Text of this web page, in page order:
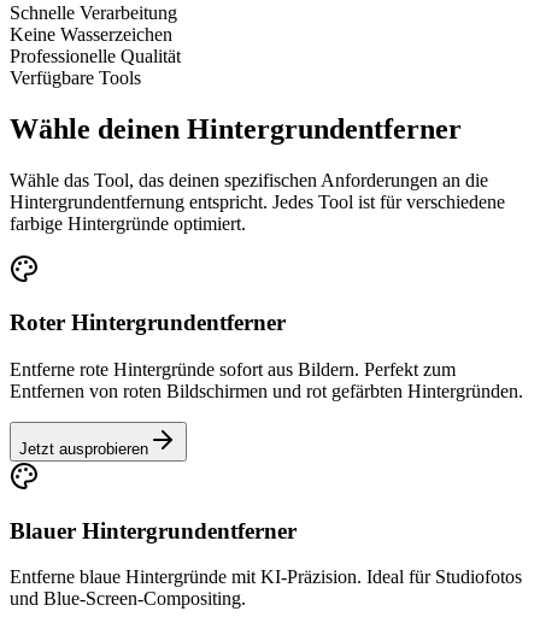
Schnelle Verarbeitung
Keine Wasserzeichen
Professionelle Qualität
Verfügbare Tools
Wähle deinen Hintergrundentferner
Wähle das Tool, das deinen spezifischen Anforderungen an die
Hintergrundentfernung entspricht. Jedes Tool ist für verschiedene
farbige Hintergründe optimiert.
Roter Hintergrundentferner
Entferne rote Hintergründe sofort aus Bildern. Perfekt zum
Entfernen von roten Bildschirmen und rot gefärbten Hintergründen.
Jetzt ausprobieren
Blauer Hintergrundentferner
Entferne blaue Hintergründe mit KI-Präzision. Ideal für Studiofotos
und Blue-Screen-Compositing.